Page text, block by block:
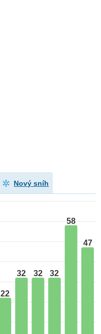
Nový sníh
22
32 32 32
58
47